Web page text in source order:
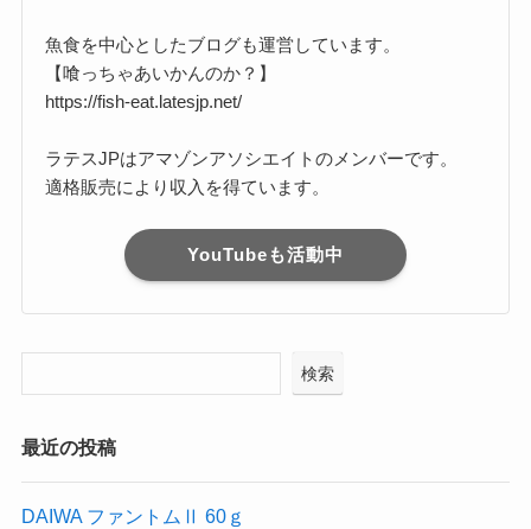
魚食を中心としたブログも運営しています。
【喰っちゃあいかんのか？】
https://fish-eat.latesjp.net/
ラテスJPはアマゾンアソシエイトのメンバーです。
適格販売により収入を得ています。
YouTubeも活動中
検索
最近の投稿
DAIWA ファントムⅡ 60ｇ